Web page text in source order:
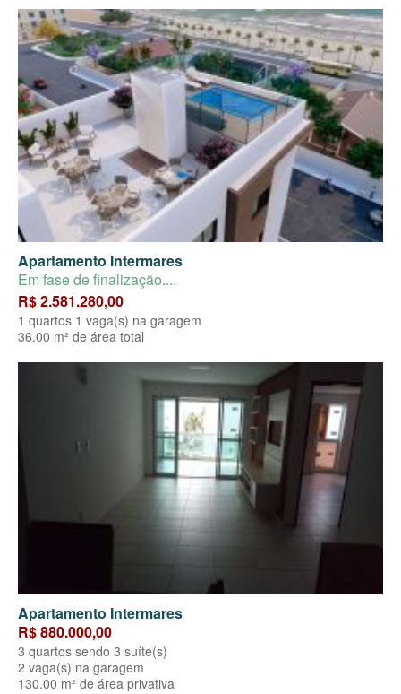
Apartamento Intermares
Em fase de finalização....
R$ 2.581.280,00
1 quartos 1 vaga(s) na garagem
36.00 m² de área total
Apartamento Intermares
R$ 880.000,00
3 quartos sendo 3 suíte(s)
2 vaga(s) na garagem
130.00 m² de área privativa